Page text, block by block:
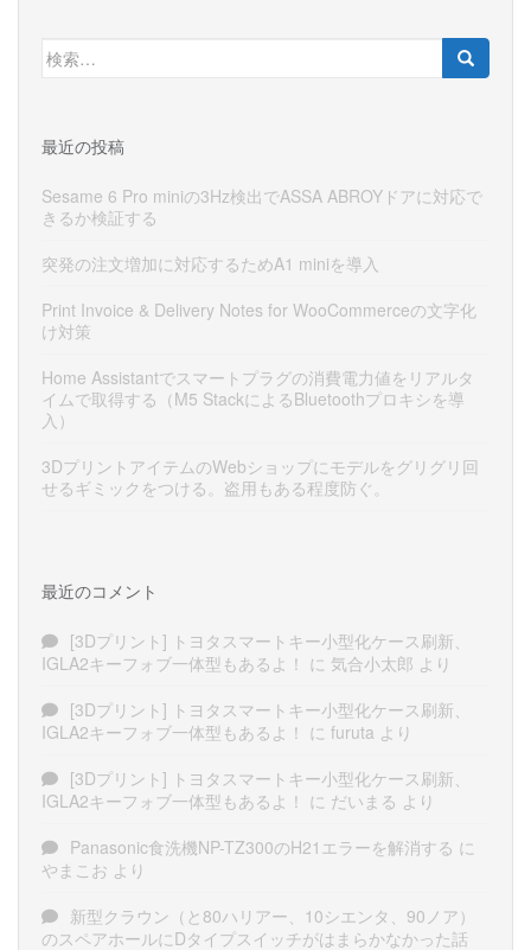
検
索:
最近の投稿
Sesame 6 Pro miniの3Hz検出でASSA ABROYドアに対応で
きるか検証する
突発の注文増加に対応するためA1 miniを導入
Print Invoice & Delivery Notes for WooCommerceの文字化
け対策
Home Assistantでスマートプラグの消費電力値をリアルタ
イムで取得する（M5 StackによるBluetoothプロキシを導
入）
3DプリントアイテムのWebショップにモデルをグリグリ回
せるギミックをつける。盗用もある程度防ぐ。
最近のコメント
[3Dプリント] トヨタスマートキー小型化ケース刷新、
IGLA2キーフォブ一体型もあるよ！ に 気合小太郎 より
[3Dプリント] トヨタスマートキー小型化ケース刷新、
IGLA2キーフォブ一体型もあるよ！ に furuta より
[3Dプリント] トヨタスマートキー小型化ケース刷新、
IGLA2キーフォブ一体型もあるよ！ に だいまる より
Panasonic食洗機NP-TZ300のH21エラーを解消する に
やまこお より
新型クラウン（と80ハリアー、10シエンタ、90ノア）
のスペアホールにDタイプスイッチがはまらかなかった話